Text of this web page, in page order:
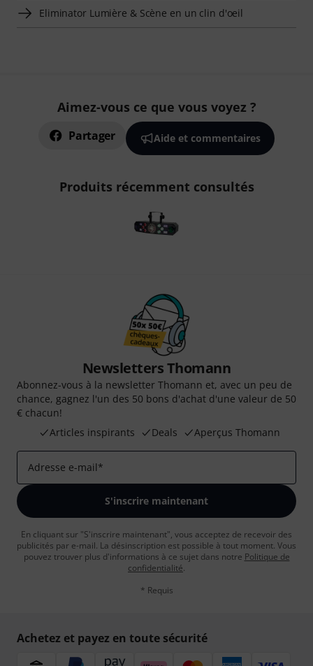
Eliminator Lumière & Scène en un clin d'oeil
Aimez-vous ce que vous voyez ?
Partager Aide et commentaires
Produits récemment consultés
Newsletters Thomann
Abonnez-vous à la newsletter Thomann et, avec un peu de
chance, gagnez l'un des 50 bons d'achat d'une valeur de 50
€ chacun!
Articles inspirants
Deals Aperçus Thomann
Adresse e-mail*
S'inscrire maintenant
En cliquant sur "S'inscrire maintenant", vous acceptez de recevoir des
publicités par e-mail. La désinscription est possible à tout moment. Vous
pouvez trouver plus d'informations à ce sujet dans notre Politique de
confidentialité.
* Requis
Achetez et payez en toute sécurité